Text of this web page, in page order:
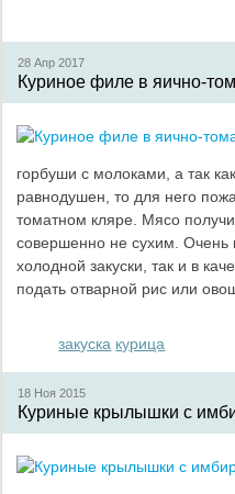
28 Апр2017
Куриное филе в яично-
горбуши с молоками, а так
равнодушен, то для него
томатном кляре. Мясо
совершенно не сухим. Очень
холодной закуски, так и в
подать отварной рис или
закуска курица
18 Ноя2015
Куриные крылышки с